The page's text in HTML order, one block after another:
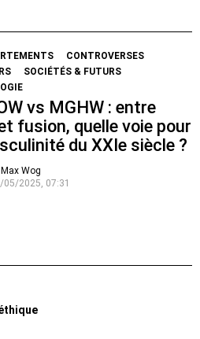
CONTROVERSES
SOCIÉTÉS & FUTURS
vs MGHW : entre
fusion, quelle voie pour
du XXIe siècle ?
Max Wog
05/2025, 07:31